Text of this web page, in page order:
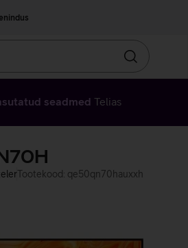
Otsin
seadmed Telias
Tootekood: qe50qn70hauxxh